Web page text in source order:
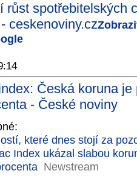
růst spotřebitelských
ceskenoviny.cz
Česká koruna
- České noviny
které dnes stojí za
Index ukázal slabou
Newstream